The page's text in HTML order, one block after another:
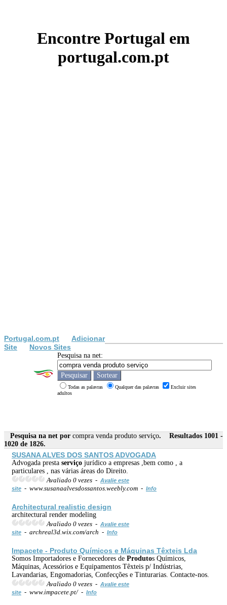
Encontre Portugal em
portugal.com.pt
Portugal.com.pt
Adicionar
Site
Novos Sites
Pesquisa na net:
Todas as palavras Qualquer das palavras
Excluir sites
adultos
Pesquisa na net por compra venda produto serviço. Resultados 1001 -
1020 de 1826.
SUSANA ALVES DOS SANTOS ADVOGADA
Advogada presta serviço jurídico a empresas ,bem como , a
particulares , nas várias áreas do Direito.
Avaliado 0 vezes - Avalie este
site - www.susanaalvesdossantos.weebly.com - Info
Architectural realistic design
architectural render modeling
Avaliado 0 vezes - Avalie este
site - archreal3d.wix.com/arch - Info
Impacete - Produto Químicos e Máquinas Têxteis Lda
Somos Importadores e Fornecedores de Produtos Químicos,
Máquinas, Acessórios e Equipamentos Têxteis p/ Indústrias,
Lavandarias, Engomadorias, Confecções e Tinturarias. Contacte-nos.
Avaliado 0 vezes - Avalie este
site - www.impacete.pt/ - Info